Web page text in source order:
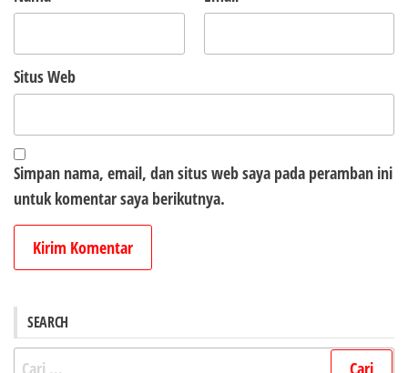
Situs Web
Simpan nama, email, dan situs web saya pada peramban ini
untuk komentar saya berikutnya.
SEARCH
Cari